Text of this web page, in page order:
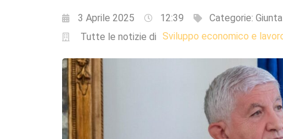
3 Aprile 2025 12:39 Categorie:
Tutte le notizie di Sviluppo economico e